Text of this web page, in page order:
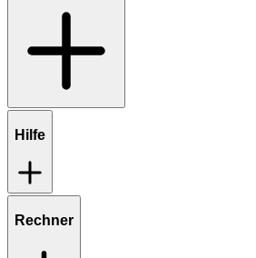
Hilfe
Rechner